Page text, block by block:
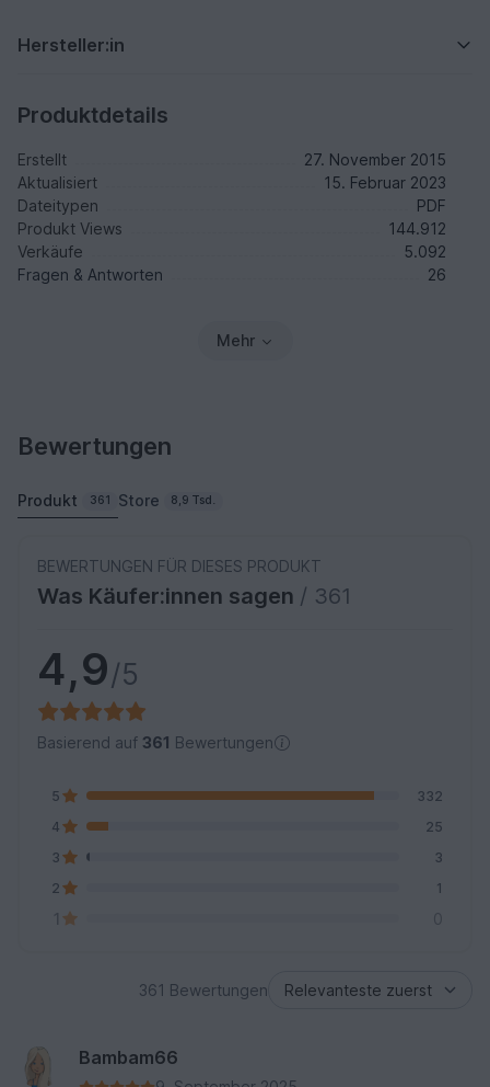
Hersteller:in
Produktdetails
Erstellt
27. November 2015
Aktualisiert
15. Februar 2023
Dateitypen
PDF
Produkt Views
144.912
Verkäufe
5.092
Fragen & Antworten
26
Mehr
Bewertungen
Produkt 361 Store 8,9 Tsd.
BEWERTUNGEN FÜR DIESES PRODUKT
Was Käufer:innen sagen / 361
4,9/5
Basierend auf 361 Bewertungen
5
332
4
25
3
3
2
1
1 0
361 Bewertungen
Bambam66